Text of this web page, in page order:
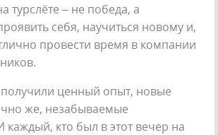
турслёте – не победа, а
себя, научиться новому и,
провести время в компании
получили ценный опыт, новые
же, незабываемые
каждый, кто был в этот вечер на